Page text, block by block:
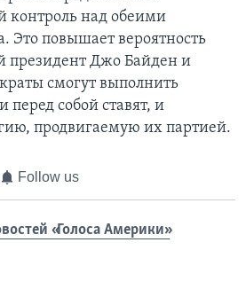
контроль над обеими
Это повышает вероятность
президент Джо Байден и
смогут выполнить
перед собой ставят, и
продвигаемую их партией.
Follow us
«Голоса Америки»